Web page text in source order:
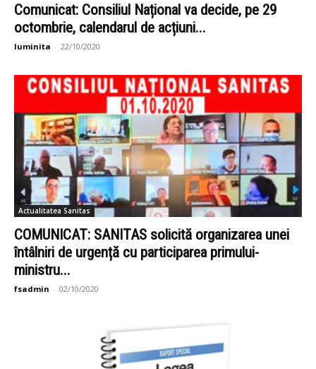
Comunicat: Consiliul Național va decide, pe 29
octombrie, calendarul de acțiuni...
luminita - 22/10/2020
Actualitatea Sanitas
COMUNICAT: SANITAS solicită organizarea unei
întâlniri de urgență cu participarea primului-
ministru...
fsadmin - 02/10/2020